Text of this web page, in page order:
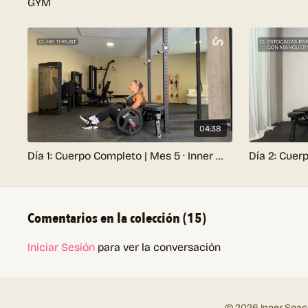
GYM
04:38
Día 1: Cuerpo Completo | Mes 5 · Inner Method 2.0 Gym
Comentarios en la colección (15)
Iniciar Sesión para ver la conversación